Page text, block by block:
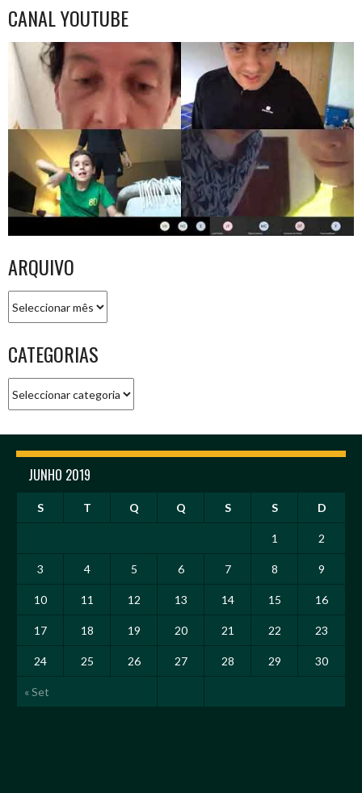
CANAL YOUTUBE
ARQUIVO
CATEGORIAS
JUNHO 2019
S T Q Q S S D
« Set
1 2
3 4 5 6 7 8 9
10 11 12 13 14 15 16
17 18 19 20 21 22 23
24 25 26 27 28 29 30